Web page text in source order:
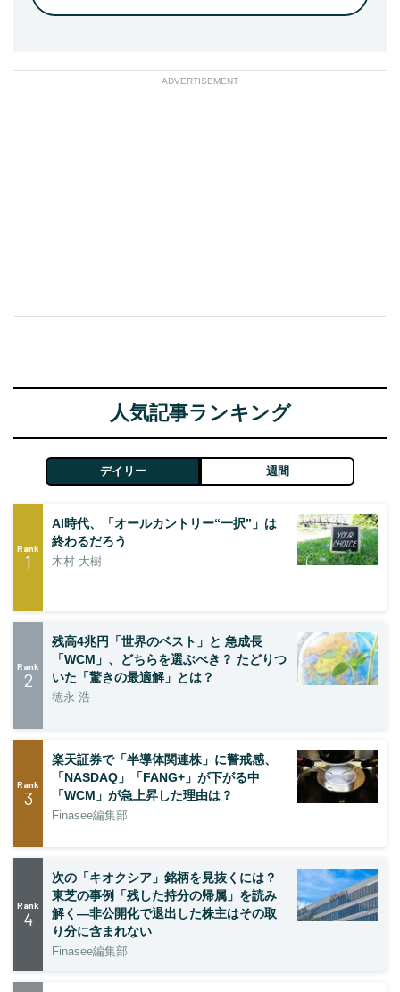
ADVERTISEMENT
人気記事ランキング
デイリー 週間
Rank
1
AI時代、「オールカントリー“一択”」は
終わるだろう
木村 大樹
Rank
2
残高4兆円「世界のベスト」と 急成長
「WCM」、どちらを選ぶべき？ たどりつ
いた「驚きの最適解」とは？
徳永 浩
Rank
3
楽天証券で「半導体関連株」に警戒感、
「NASDAQ」「FANG+」が下がる中
「WCM」が急上昇した理由は？
Finasee編集部
Rank
4
次の「キオクシア」銘柄を見抜くには？
東芝の事例「残した持分の帰属」を読み
解く—非公開化で退出した株主はその取
り分に含まれない
Finasee編集部